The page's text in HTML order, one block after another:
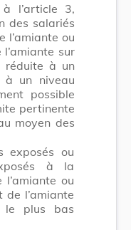
l’article 3,
des salariés
l’amiante ou
sur
à un
à un niveau
possible
pertinente
moyen des
exposés ou
à la
ou
l’amiante
le plus bas